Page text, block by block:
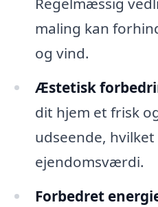
maling kan
og vind.
Æstetisk
dit hjem et frisk
udseende,
ejendomsværdi.
Forbedret